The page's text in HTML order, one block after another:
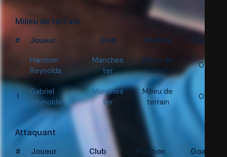
Milieu de terrain
# Joueur Club Position Goals
1
Harrison
Reynolds
Manches
ter
Milieu de
terrain
0
1
Gabriel
Reynolds
Manches
ter
Milieu de
terrain
0
Attaquant
# Joueur Club Position Goals